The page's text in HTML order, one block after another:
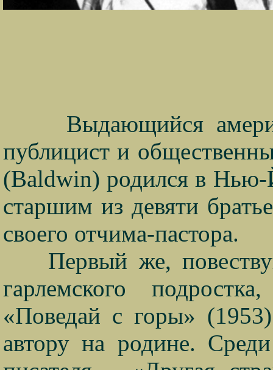
Выдающийся
публицист и
(Baldwin) родился в Нью-
старшим из девяти
своего отчима-пастора.
Первый же,
гарлемского
«Поведай с горы»
автору на родине.